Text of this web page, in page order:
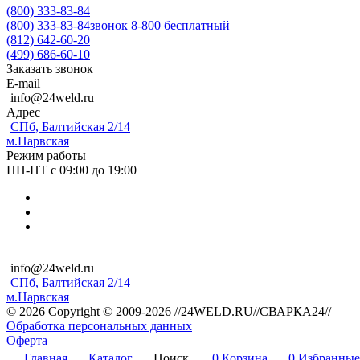
(800) 333-83-84
(800) 333-83-84звонок 8-800 бесплатный
(812) 642-60-20
(499) 686-60-10
Заказать звонок
E-mail
info@24weld.ru
Адрес
СПб, Балтийская 2/14
м.Нарвская
Режим работы
ПН-ПТ с 09:00 до 19:00
info@24weld.ru
СПб, Балтийская 2/14
м.Нарвская
© 2026 Copyright © 2009-2026 //24WELD.RU//СВАРКА24//
Обработка персональных данных
Оферта